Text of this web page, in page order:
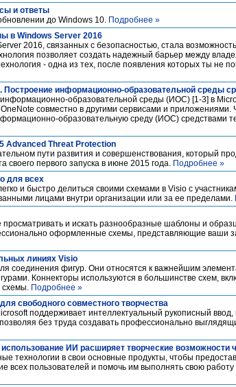
и ответы
до Windows 10. Подробнее »
в Windows Server 2016
2016, связанных с безопасностью, стала
позволяет создать надежный барьер между
- одна из тех, после появления которых ты не
Построение информационно-образовательной среды
образовательной среды (ИОС) [1-3] в
совместно в другими сервисами и приложениями.
образовательную среду (ИОС) средствами
Advanced Threat Protection
пути развития и совершенствования, который
своего первого запуска в июне 2015 года. Подробнее »
для всех
и быстро делиться своими схемами в Visio с
лицами внутри организации или за ее пределами.
и искать разнообразные шаблоны и
оформленные схемы, представляющие ваши
линиях Visio
соединения фигур. Они относятся к важнейшим
Коннекторы используются в большинстве схем,
схемы. Подробнее »
свободного совместного творчества
поддерживает интеллектуальный рукописный ввод,
без труда создавать профессионально
ИИ расширяет творческие возможности
технологии в свои основные продукты, чтобы
всех пользователей и помочь им выполнять свою